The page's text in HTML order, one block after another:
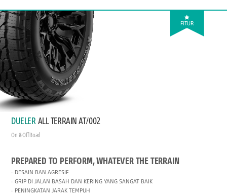
FITUR
DUELER ALL TERRAIN AT/002
On & Off Road
PREPARED TO PERFORM, WHATEVER THE TERRAIN
DESAIN BAN AGRESIF
GRIP DI JALAN BASAH DAN KERING YANG SANGAT BAIK
PENINGKATAN JARAK TEMPUH